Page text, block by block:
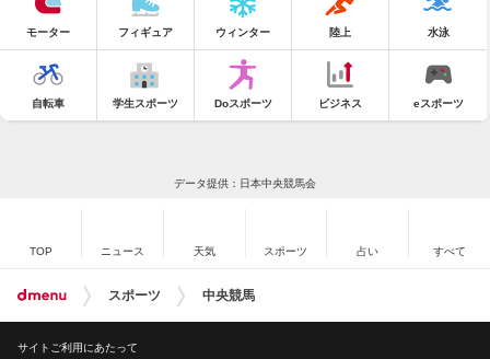
モーター フィギュア ウィンター 陸上 水泳
自転車 学生スポーツ Doスポーツ ビジネス eスポーツ
データ提供：日本中央競馬会
TOP ニュース 天気 スポーツ 占い すべて
スポーツ 中央競馬
サイトご利用にあたって